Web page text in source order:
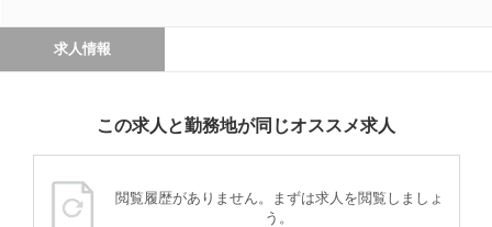
求人情報
この求人と勤務地が同じオススメ求人
閲覧履歴がありません。まずは求人を閲覧しましょ
う。